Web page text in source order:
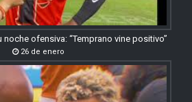
noche ofensiva: “Temprano vine positivo”
26 de enero